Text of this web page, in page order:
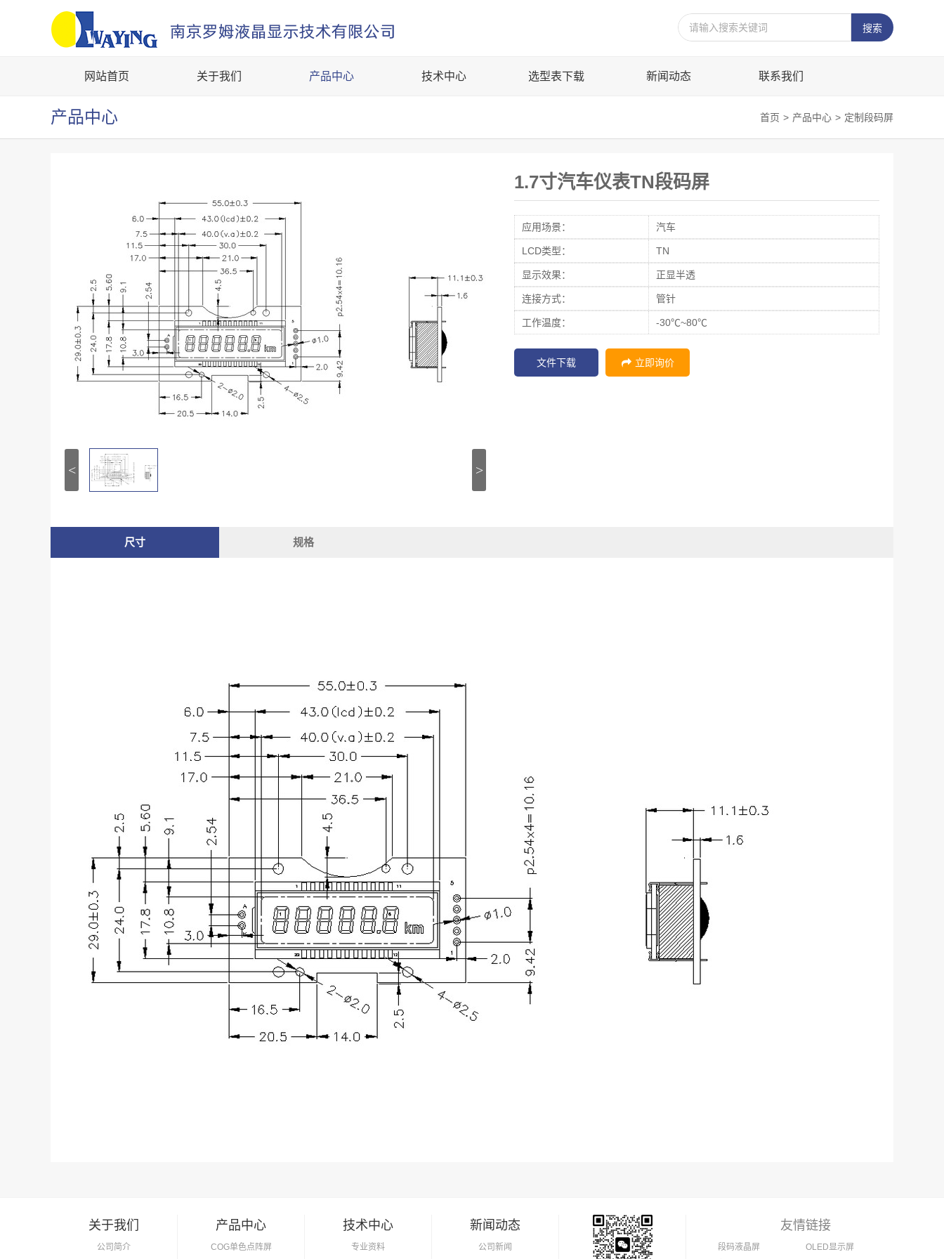
网站首页 关于我们 产品中心 技术中心 选型表下载 新闻动态 联系我们
产品中心 首页 > 产品中心 > 定制段码屏
< >
1.7寸汽车仪表TN段码屏
应用场景： 汽车
LCD类型： TN
显示效果： 正显半透
连接方式： 管针
工作温度： -30℃~80℃
文件下载 立即询价
尺寸 规格
关于我们
公司简介
产品中心
COG单色点阵屏
技术中心
专业资料
新闻动态
公司新闻
友情链接
段码液晶屏 OLED显示屏